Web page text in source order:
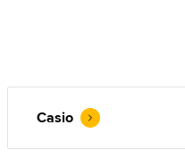
Seiko (874)
Seiko 5 (1)
Skagen (71)
Casio